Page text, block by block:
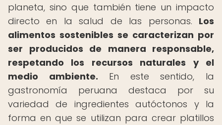
planeta, sino que también tiene un impacto
directo en la salud de las personas. Los
alimentos sostenibles se caracterizan por
ser producidos de manera responsable,
respetando los recursos naturales y el
medio ambiente. En este sentido, la
gastronomía peruana destaca por su
variedad de ingredientes autóctonos y la
forma en que se utilizan para crear platillos